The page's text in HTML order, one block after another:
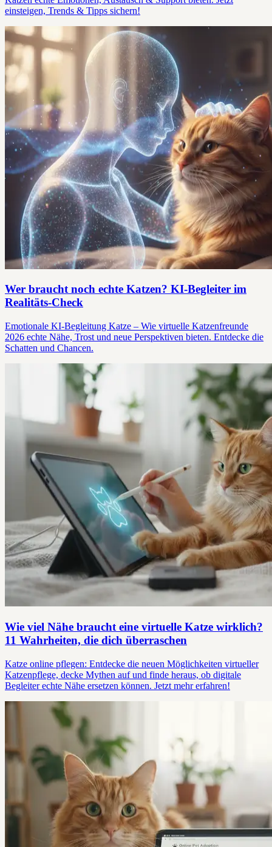
einsteigen, Trends & Tipps sichern!
Wer braucht noch echte Katzen? KI-Begleiter im
Realitäts-Check
Emotionale KI-Begleitung Katze – Wie virtuelle Katzenfreunde
2026 echte Nähe, Trost und neue Perspektiven bieten. Entdecke die
Schatten und Chancen.
Wie viel Nähe braucht eine virtuelle Katze wirklich?
11 Wahrheiten, die dich überraschen
Katze online pflegen: Entdecke die neuen Möglichkeiten virtueller
Katzenpflege, decke Mythen auf und finde heraus, ob digitale
Begleiter echte Nähe ersetzen können. Jetzt mehr erfahren!